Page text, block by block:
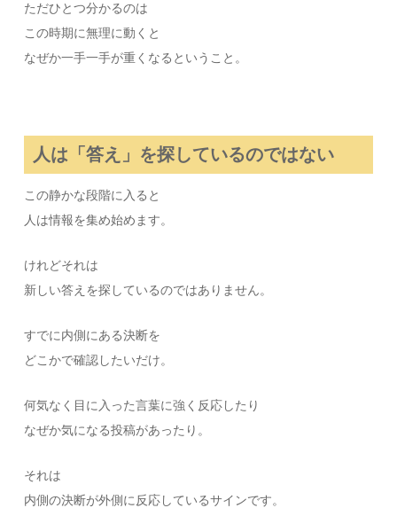
ただひとつ分かるのは
この時期に無理に動くと
なぜか一手一手が重くなるということ。
人は「答え」を探しているのではない
この静かな段階に入ると
人は情報を集め始めます。
けれどそれは
新しい答えを探しているのではありません。
すでに内側にある決断を
どこかで確認したいだけ。
何気なく目に入った言葉に強く反応したり
なぜか気になる投稿があったり。
それは
内側の決断が外側に反応しているサインです。